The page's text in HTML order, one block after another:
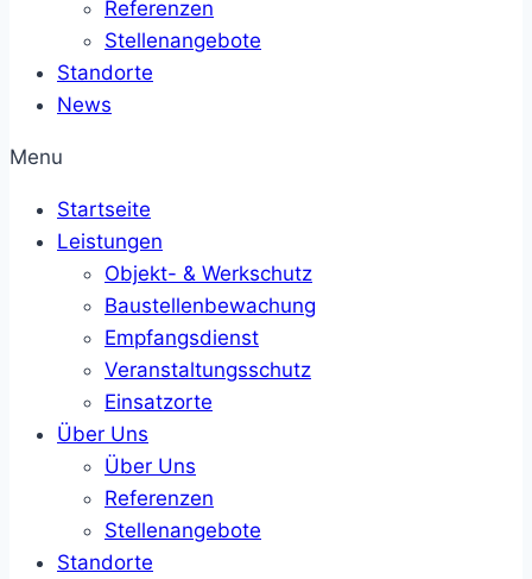
Referenzen
Stellenangebote
Standorte
News
Menu
Startseite
Leistungen
Objekt- & Werkschutz
Baustellenbewachung
Empfangsdienst
Veranstaltungsschutz
Einsatzorte
Über Uns
Über Uns
Referenzen
Stellenangebote
Standorte